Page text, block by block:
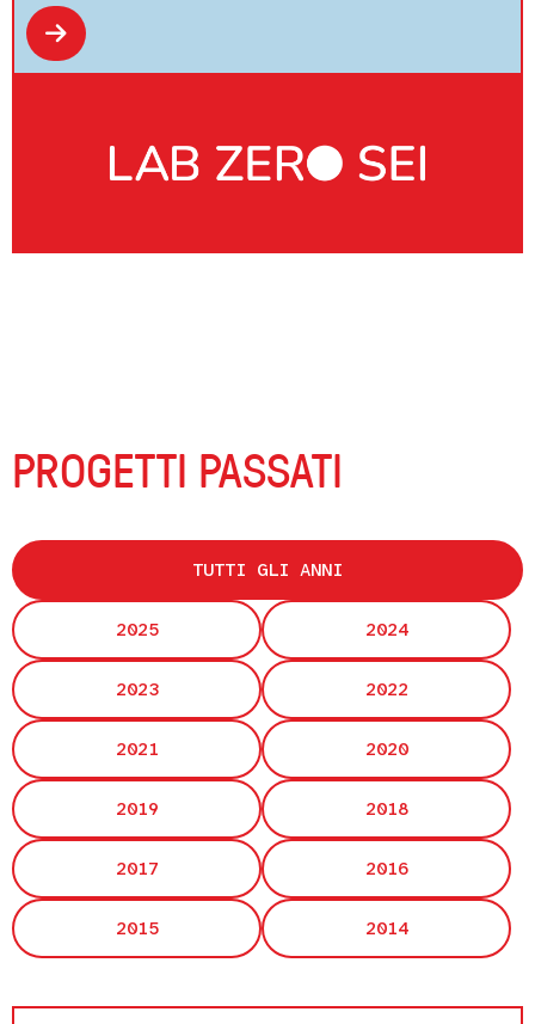
PROGETTI PASSATI
TUTTI GLI ANNI
2025 2024
2023 2022
2021 2020
2019 2018
2017 2016
2015 2014